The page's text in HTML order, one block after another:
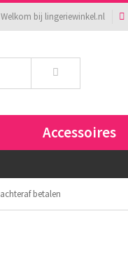
Welkom bij lingeriewinkel.nl
Accessoires
achteraf betalen